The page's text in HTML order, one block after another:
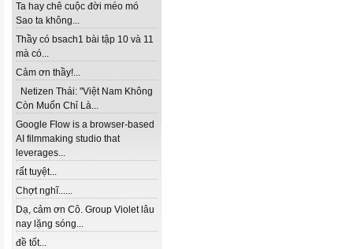
Ta hay chê cuộc đời méo mó
Sao ta không...
Thầy có bsach1 bài tập 10 và 11
mà có...
Cảm ơn thầy!...
Netizen Thái: "Việt Nam Không
Còn Muốn Chỉ Là...
Google Flow is a browser-based
AI filmmaking studio that
leverages...
rất tuyệt...
Chợt nghĩ......
Dạ, cảm ơn Cô. Group Violet lâu
nay lặng sóng...
đề tốt...